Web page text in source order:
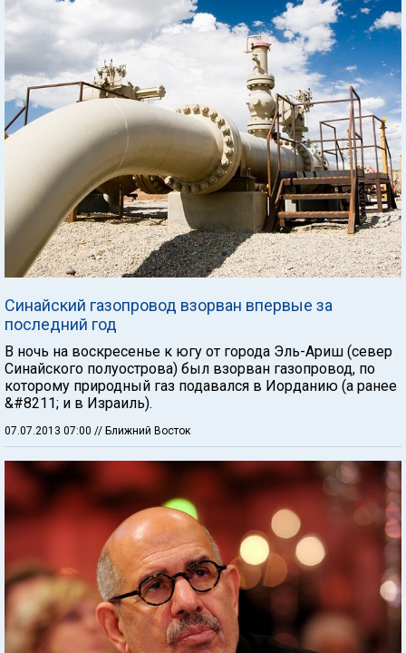
Синайский газопровод взорван впервые за
последний год
В ночь на воскресенье к югу от города Эль-Ариш (север
Синайского полуострова) был взорван газопровод, по
которому природный газ подавался в Иорданию (а ранее
&#8211; и в Израиль).
07.07.2013 07:00 // Ближний Восток